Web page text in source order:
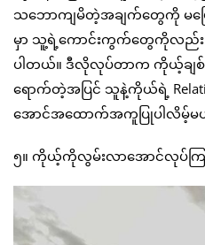
သဘောကျမိတဲ့အချက်တွေကို မပြ
မှာ သူ့ရဲ့ကောင်းကွက်တွေကိုလည်း
ပါတယ်။ ဒီလိုလုပ်တာက ကိုယ့်ချစ်
ရောက်တဲ့အပြင် သူနဲ့ကိုယ်ရဲ့
အောင်အထောက်အကူပြုပါလိမ့်မ
၅။ ကိုယ့်ကိုလွမ်းလာအောင်လုပ်က